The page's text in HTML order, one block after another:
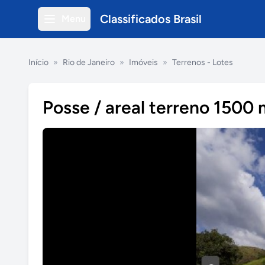
Classificados Brasil
Início » Rio de Janeiro » Imóveis » Terrenos - Lotes
Posse / areal terreno 1500